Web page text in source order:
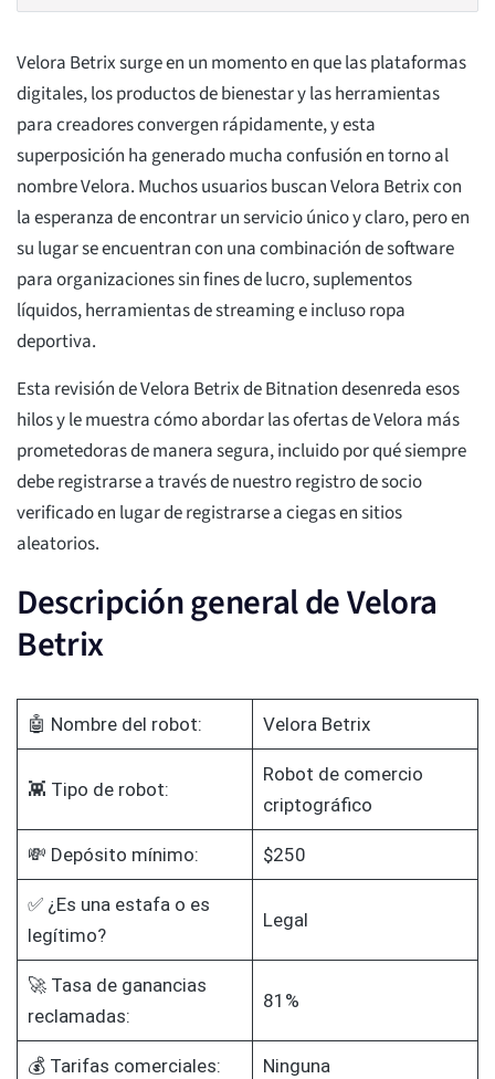
Velora Betrix surge en un momento en que las plataformas
digitales, los productos de bienestar y las herramientas
para creadores convergen rápidamente, y esta
superposición ha generado mucha confusión en torno al
nombre Velora. Muchos usuarios buscan Velora Betrix con
la esperanza de encontrar un servicio único y claro, pero en
su lugar se encuentran con una combinación de software
para organizaciones sin fines de lucro, suplementos
líquidos, herramientas de streaming e incluso ropa
deportiva.
Esta revisión de Velora Betrix de Bitnation desenreda esos
hilos y le muestra cómo abordar las ofertas de Velora más
prometedoras de manera segura, incluido por qué siempre
debe registrarse a través de nuestro registro de socio
verificado en lugar de registrarse a ciegas en sitios
aleatorios.
Descripción general de Velora
Betrix
🤖 Nombre del robot: Velora Betrix
👾 Tipo de robot:
Robot de comercio
criptográfico
💸 Depósito mínimo: $250
✅ ¿Es una estafa o es
legítimo?
Legal
🚀 Tasa de ganancias
reclamadas:
81%
💰 Tarifas comerciales: Ninguna